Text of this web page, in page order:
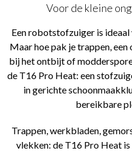
Voor de kleine
Een robotstofzuiger is
Maar hoe pak je trappen, een
bij het ontbijt of
de T16 Pro Heat: een
in gerichte
bereikbare
Trappen, werkbladen,
vlekken: de T16 Pro Heat